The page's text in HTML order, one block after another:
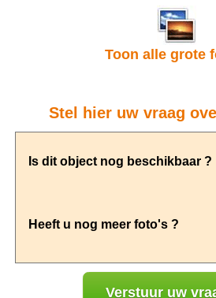
Toon alle grote
Stel hier uw vraag